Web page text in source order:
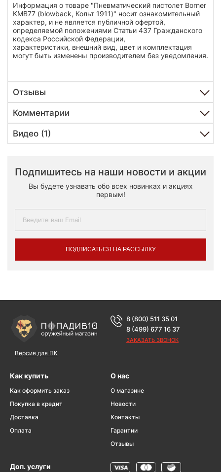
Информация о товаре "Пневматический пистолет Borner
KMB77 (blowback, Кольт 1911)" носит ознакомительный
характер, и не является публичной офертой,
определяемой положениями Статьи 437 Гражданского
кодекса Российской Федерации,
характеристики, внешний вид, цвет и комплектация
могут быть изменены производителем без уведомления.
Отзывы
Комментарии
Видео (1)
Подпишитесь на наши новости и акции
Вы будете узнавать обо всех новинках и акциях
первым!
ПОДПИСАТЬСЯ НА РАССЫЛКУ
Версия для ПК
8 (800) 511 35 01
8 (499) 677 16 37
ЗАКАЗАТЬ ЗВОНОК
Как купить
Как оформить заказ
Покупка в кредит
Доставка
Оплата
О нас
О магазине
Новости
Контакты
Гарантии
Отзывы
Доп. услуги